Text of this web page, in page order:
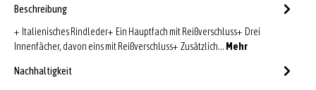
Beschreibung
+ Italienisches Rindleder+ Ein Hauptfach mit Reißverschluss+ Drei
Innenfächer, davon eins mit Reißverschluss+ Zusätzlich… Mehr
Nachhaltigkeit